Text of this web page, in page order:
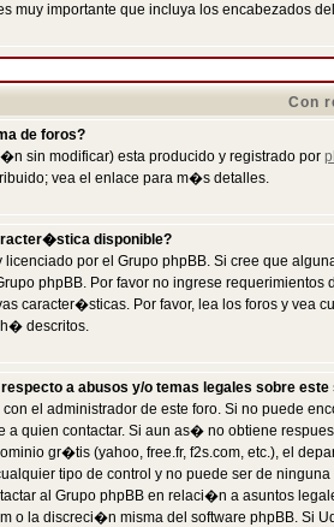
muy importante que incluya los encabezados
Con
de foros?
sin modificar) esta producido y registrado por
vea el enlace para m�s detalles.
disponible?
licenciado por el Grupo phpBB. Si cree que
phpBB. Por favor no ingrese
caracter�sticas. Por favor, lea los foros y vea
descritos.
a abusos y/o temas legales sobre este
el administrador de este foro. Si no puede
a quien contactar. Si aun as� no obtiene
gr�tis (yahoo, free.fr, f2s.com, etc.), el
tipo de control y no puede ser de
al Grupo phpBB en relaci�n a asuntos
o la discreci�n misma del software phpBB. Si